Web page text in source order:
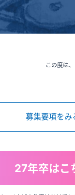
この度は
募集要項をみ
27年卒はこ